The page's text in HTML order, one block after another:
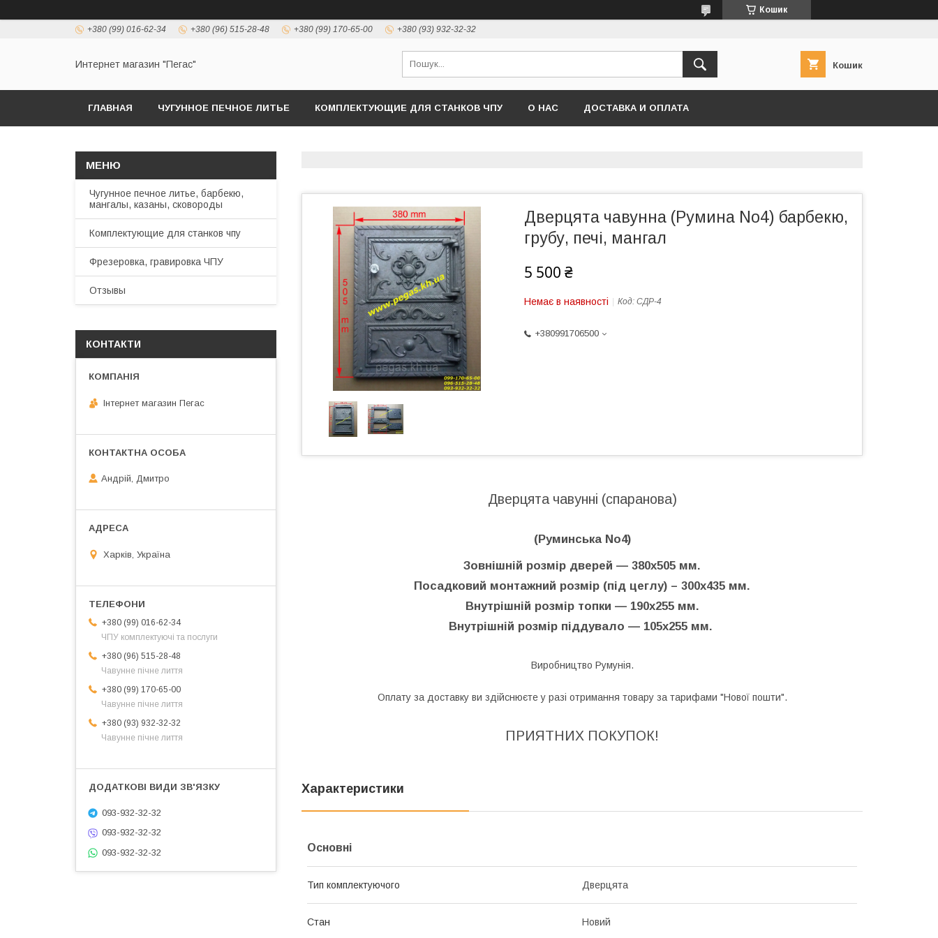
Кошик
+380 (99) 016-62-34 +380 (96) 515-28-48 +380 (99) 170-65-00 +380 (93) 932-32-32
Интернет магазин "Пегас" Кошик
ГЛАВНАЯ ЧУГУННОЕ ПЕЧНОЕ ЛИТЬЕ КОМПЛЕКТУЮЩИЕ ДЛЯ СТАНКОВ ЧПУ О НАС ДОСТАВКА И ОПЛАТА
Дверцята чавунна (Румина No4) барбекю,
грубу, печі, мангал
5 500 ₴
Немає в наявності Код: СДР-4
+380991706500
Дверцята чавунні (спаранова)
(Руминська No4)
Зовнішній розмір дверей — 380х505 мм.
Посадковий монтажний розмір (під цеглу) – 300х435 мм.
Внутрішній розмір топки — 190х255 мм.
Внутрішній розмір піддувало — 105х255 мм.
Виробництво Румунія.
Оплату за доставку ви здійснюєте у разі отримання товару за тарифами "Нової пошти".
ПРИЯТНИХ ПОКУПОК!
Характеристики
Основні
Тип комплектуючого Дверцята
Стан Новий
Чугунное печное литье, барбекю,
мангалы, казаны, сковороды
Комплектующие для станков чпу
Фрезеровка, гравировка ЧПУ
Отзывы
КОНТАКТИ
Інтернет магазин Пегас
Андрій, Дмитро
Харків, Україна
+380 (99) 016-62-34
ЧПУ комплектуючі та послуги
+380 (96) 515-28-48
Чавунне пічне лиття
+380 (99) 170-65-00
Чавунне пічне лиття
+380 (93) 932-32-32
Чавунне пічне лиття
093-932-32-32
093-932-32-32
093-932-32-32